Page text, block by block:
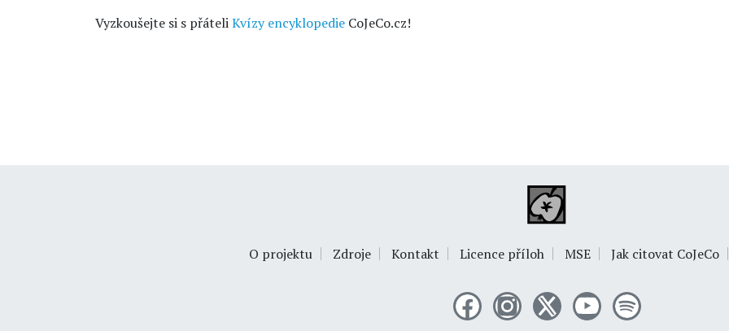
Vyzkoušejte si s přáteliKvízy encyklopedie CoJeCo.cz!
O projektu Zdroje Kontakt Licence příloh MSE Jak citovat CoJeCo